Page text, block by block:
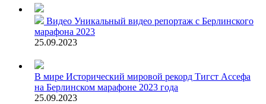
Видео Уникальный видео репортаж с Берлинского
марафона 2023
25.09.2023
В мире Исторический мировой рекорд Тигст Ассефа
на Берлинском марафоне 2023 года
25.09.2023